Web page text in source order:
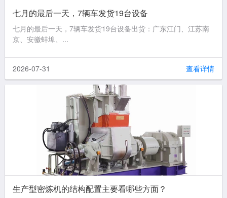
七月的最后一天，7辆车发货19台设备
七月的最后一天，7辆车发货19台设备出货：广东江门、江苏南
京、安徽蚌埠、...
2026-07-31 查看详情
生产型密炼机的结构配置主要看哪些方面？